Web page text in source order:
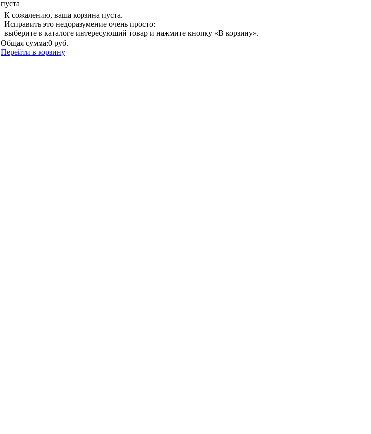
пуста
К сожалению, ваша корзина пуста.
Исправить это недоразумение очень просто:
выберите в каталоге интересующий товар и нажмите кнопку «В корзину».
Общая сумма:0 руб.
Перейти в корзину